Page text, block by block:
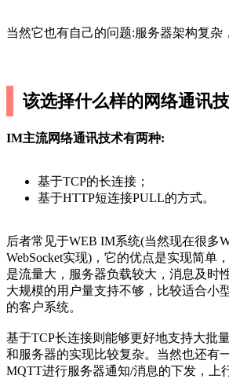
当然它也有自己的问题:服务器架构复杂
该选择什么样的网络通讯
IM主流网络通讯技术有两种:
基于TCP的长连接；
基于HTTP短连接PULL的方式。
后者常见于WEB IM系统(当然现在很多
WebSocket实现)，它的优点是实现简单
是流量大，服务器负载较大，消息及时
大规模的用户量支持不够，比较适合小
的客户系统。
基于TCP长连接则能够更好地支持大批
和服务器的实现比较复杂。当然也还有
MQTT进行服务器通知/消息的下发，上